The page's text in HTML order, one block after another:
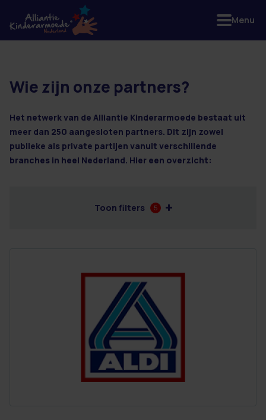
29 resultaten
Wie zijn onze partners?
Het netwerk van de Alliantie Kinderarmoede bestaat uit
meer dan 250 aangesloten partners. Dit zijn zowel
publieke als private partijen vanuit verschillende
branches in heel Nederland. Hier een overzicht:
Toon filters 5
Menu